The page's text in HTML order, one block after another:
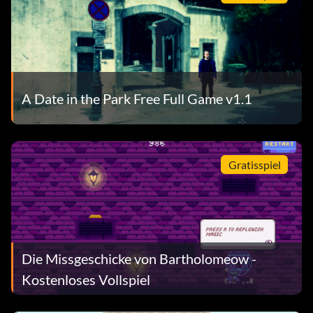
A Date in the Park Free Full Game v1.1
Gratisspiel
Die Missgeschicke von Bartholomeow -
Kostenloses Vollspiel